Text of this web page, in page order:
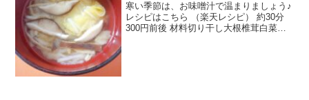
寒い季節は、お味噌汁で温まりましょう♪
レシピはこちら （楽天レシピ） 約30分
300円前後 材料切り干し大根椎茸白菜水